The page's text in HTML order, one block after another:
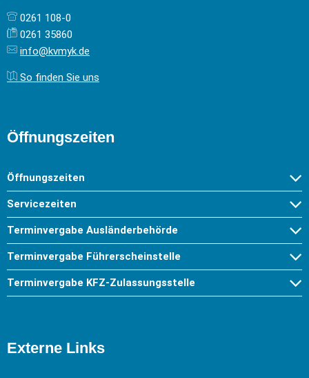
0261 108-0
0261 35860
info@kvmyk.de
So finden Sie uns
Öffnungszeiten
Öffnungszeiten
Servicezeiten
Terminvergabe Ausländerbehörde
Terminvergabe Führerscheinstelle
Terminvergabe KFZ-Zulassungsstelle
Externe Links